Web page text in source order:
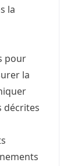
la
pour
la
décrites